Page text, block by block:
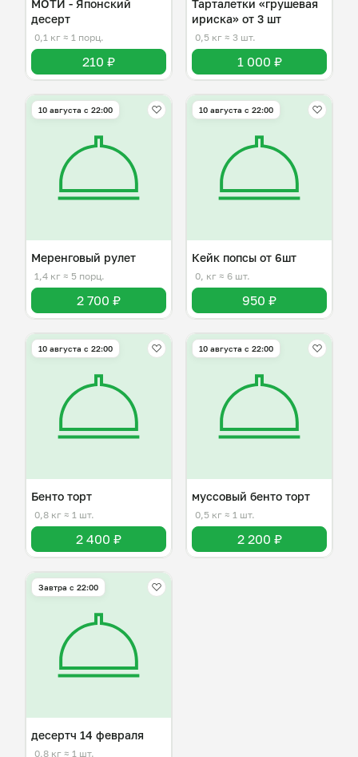
МОТИ - Японский
десерт
0,1 кг ≈ 1 порц.
210 ₽
Тарталетки «грушевая
ириска» от 3 шт
0,5 кг ≈ 3 шт.
1 000 ₽
10 августа с 22:00
Меренговый рулет
1,4 кг ≈ 5 порц.
2 700 ₽
10 августа с 22:00
Кейк попсы от 6шт
0, кг ≈ 6 шт.
950 ₽
10 августа с 22:00
Бенто торт
0,8 кг ≈ 1 шт.
2 400 ₽
10 августа с 22:00
муссовый бенто торт
0,5 кг ≈ 1 шт.
2 200 ₽
Завтра c 22:00
десертч 14 февраля
0,8 кг ≈ 1 шт.